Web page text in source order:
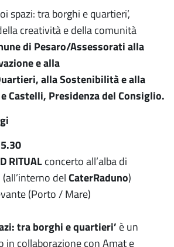
spazi: tra borghi e quartieri’,
creatività e della comunità
di Pesaro/Assessorati alla
e alla
alla Sostenibilità e alla
Castelli, Presidenza del Consiglio.
RITUALconcerto all’alba di
delCaterRaduno)
(Porto / Mare)
tra borghi e quartieri’ è un
in collaborazione conAmat e